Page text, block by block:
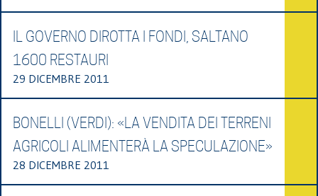
IL GOVERNO DIROTTA I FONDI, SALTANO
1600 RESTAURI
29 DICEMBRE 2011
BONELLI (VERDI): «LA VENDITA DEI TERRENI
AGRICOLI ALIMENTERÀ LA SPECULAZIONE»
28 DICEMBRE 2011